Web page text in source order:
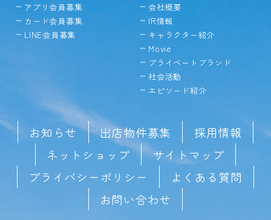
アプリ会員募集
カード会員募集
LINE会員募集
会社概要
IR情報
キャラクター紹介
Movie
プライベートブランド
社会活動
エピソード紹介
お知らせ 出店物件募集
採用情報
ネットショップ
サイトマップ
プライバシーポリシー
よくある質問
お問い合わせ